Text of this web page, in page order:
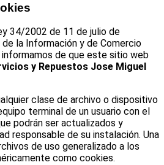
34/2002 de 11 de julio de
la Información y de Comercio
de que este sitio web
y Repuestos Jose Miguel
clase de archivo o dispositivo
terminal de un usuario con el
podrán ser actualizados y
responsable de su instalación. Una
de uso generalizado a los
como cookies.